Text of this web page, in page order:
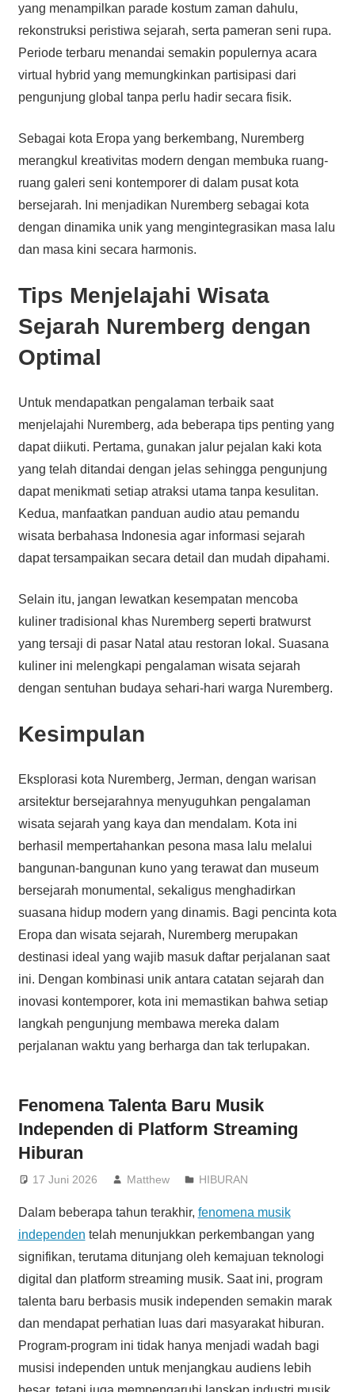
yang menampilkan parade kostum zaman dahulu,
rekonstruksi peristiwa sejarah, serta pameran seni rupa.
Periode terbaru menandai semakin populernya acara
virtual hybrid yang memungkinkan partisipasi dari
pengunjung global tanpa perlu hadir secara fisik.
Sebagai kota Eropa yang berkembang, Nuremberg
merangkul kreativitas modern dengan membuka ruang-
ruang galeri seni kontemporer di dalam pusat kota
bersejarah. Ini menjadikan Nuremberg sebagai kota
dengan dinamika unik yang mengintegrasikan masa lalu
dan masa kini secara harmonis.
Tips Menjelajahi Wisata
Sejarah Nuremberg dengan
Optimal
Untuk mendapatkan pengalaman terbaik saat
menjelajahi Nuremberg, ada beberapa tips penting yang
dapat diikuti. Pertama, gunakan jalur pejalan kaki kota
yang telah ditandai dengan jelas sehingga pengunjung
dapat menikmati setiap atraksi utama tanpa kesulitan.
Kedua, manfaatkan panduan audio atau pemandu
wisata berbahasa Indonesia agar informasi sejarah
dapat tersampaikan secara detail dan mudah dipahami.
Selain itu, jangan lewatkan kesempatan mencoba
kuliner tradisional khas Nuremberg seperti bratwurst
yang tersaji di pasar Natal atau restoran lokal. Suasana
kuliner ini melengkapi pengalaman wisata sejarah
dengan sentuhan budaya sehari-hari warga Nuremberg.
Kesimpulan
Eksplorasi kota Nuremberg, Jerman, dengan warisan
arsitektur bersejarahnya menyuguhkan pengalaman
wisata sejarah yang kaya dan mendalam. Kota ini
berhasil mempertahankan pesona masa lalu melalui
bangunan-bangunan kuno yang terawat dan museum
bersejarah monumental, sekaligus menghadirkan
suasana hidup modern yang dinamis. Bagi pencinta kota
Eropa dan wisata sejarah, Nuremberg merupakan
destinasi ideal yang wajib masuk daftar perjalanan saat
ini. Dengan kombinasi unik antara catatan sejarah dan
inovasi kontemporer, kota ini memastikan bahwa setiap
langkah pengunjung membawa mereka dalam
perjalanan waktu yang berharga dan tak terlupakan.
Fenomena Talenta Baru Musik
Independen di Platform Streaming
Hiburan
17 Juni 2026 Matthew HIBURAN
Dalam beberapa tahun terakhir, fenomena musik
independen telah menunjukkan perkembangan yang
signifikan, terutama ditunjang oleh kemajuan teknologi
digital dan platform streaming musik. Saat ini, program
talenta baru berbasis musik independen semakin marak
dan mendapat perhatian luas dari masyarakat hiburan.
Program-program ini tidak hanya menjadi wadah bagi
musisi independen untuk menjangkau audiens lebih